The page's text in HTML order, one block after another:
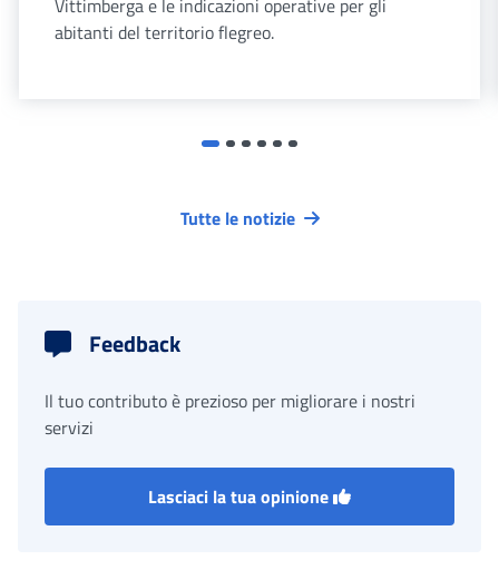
Vittimberga e le indicazioni operative per gli
abitanti del territorio flegreo.
Tutte le notizie
Feedback
Il tuo contributo è prezioso per migliorare i nostri
servizi
Lasciaci la tua opinione